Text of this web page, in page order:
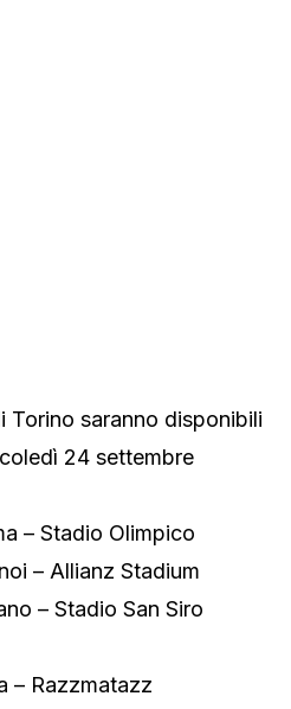
Torino saranno disponibili
24 settembre
– Stadio Olimpico
– Allianz Stadium
– Stadio San Siro
– Razzmatazz